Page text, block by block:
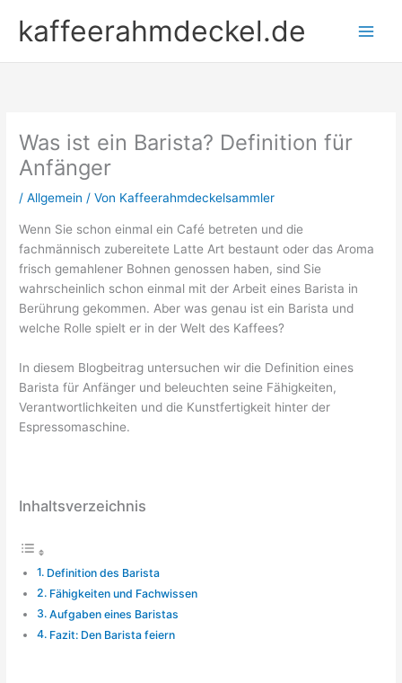
Inhaltkaffeerahmdeckel.de
Was ist ein Barista? Definition für
Anfänger
/Allgemein / Von Kaffeerahmdeckelsammler
Wenn Sie schon einmal ein Café betreten und die
fachmännisch zubereitete Latte Art bestaunt oder das Aroma
frisch gemahlener Bohnen genossen haben, sind Sie
wahrscheinlich schon einmal mit der Arbeit eines Barista in
Berührung gekommen. Aber was genau ist ein Barista und
welche Rolle spielt er in der Welt des Kaffees?
In diesem Blogbeitrag untersuchen wir die Definition eines
Barista für Anfänger und beleuchten seine Fähigkeiten,
Verantwortlichkeiten und die Kunstfertigkeit hinter der
Espressomaschine.
Inhaltsverzeichnis
Definition des Barista
Fähigkeiten und Fachwissen
Aufgaben eines Baristas
Fazit: Den Barista feiern